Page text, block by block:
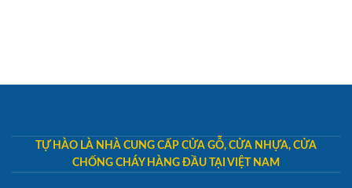
TỰ HÀO LÀ NHÀ CUNG CẤP CỬA GỖ, CỬA NHỰA, CỬA
CHỐNG CHÁY HÀNG ĐẦU TẠI VIỆT NAM